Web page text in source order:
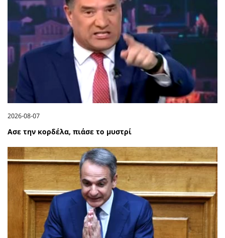
2026-08-07
Ασε την κορδέλα, πιάσε το μυστρί